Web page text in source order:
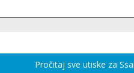
Pročitaj sve utiske za